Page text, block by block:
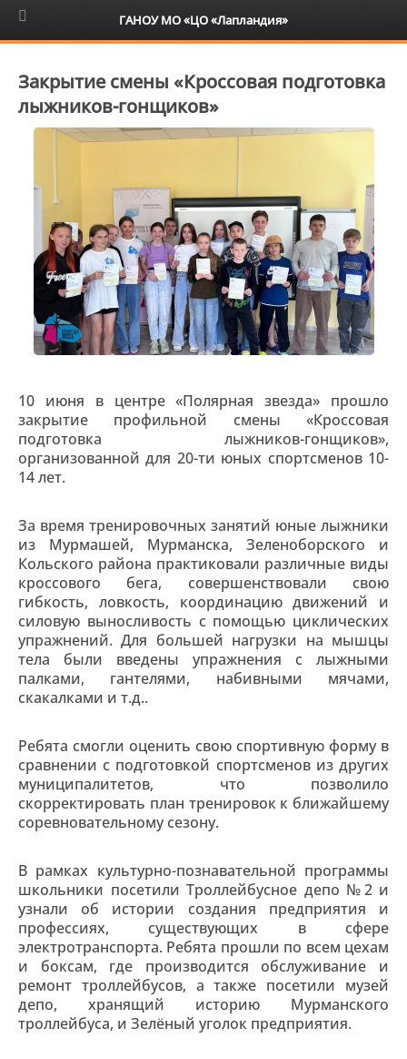
6+
Закрытие смены «Кроссовая подготовка
лыжников-гонщиков»
10 июня в центре «Полярная звезда» прошло
закрытие профильной смены «Кроссовая
подготовка лыжников-гонщиков»,
организованной для 20-ти юных спортсменов 10-
14 лет.
За время тренировочных занятий юные лыжники
из Мурмашей, Мурманска, Зеленоборского и
Кольского района практиковали различные виды
кроссового бега, совершенствовали свою
гибкость, ловкость, координацию движений и
силовую выносливость с помощью циклических
упражнений. Для большей нагрузки на мышцы
тела были введены упражнения с лыжными
палками, гантелями, набивными мячами,
скакалками и т.д..
Ребята смогли оценить свою спортивную форму в
сравнении с подготовкой спортсменов из других
муниципалитетов, что позволило
скорректировать план тренировок к ближайшему
соревновательному сезону.
В рамках культурно-познавательной программы
школьники посетили Троллейбусное депо №2 и
узнали об истории создания предприятия и
профессиях, существующих в сфере
электротранспорта. Ребята прошли по всем цехам
и боксам, где производится обслуживание и
ремонт троллейбусов, а также посетили музей
депо, хранящий историю Мурманского
троллейбуса, и Зелёный уголок предприятия.​​​
ГАНОУ МО «ЦО «Лапландия»